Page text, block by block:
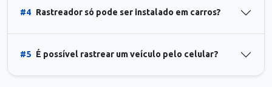
#4 Rastreador só pode ser instalado em carros?
#5 É possível rastrear um veículo pelo celular?